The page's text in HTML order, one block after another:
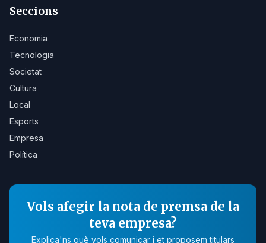
Seccions
Economia
Tecnologia
Societat
Cultura
Local
Esports
Empresa
Política
Vols afegir la nota de premsa de la
teva empresa?
Explica'ns què vols comunicar i et proposem titulars